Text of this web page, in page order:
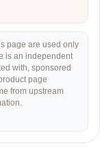
page are used only
is an independent
with, sponsored
page
from upstream